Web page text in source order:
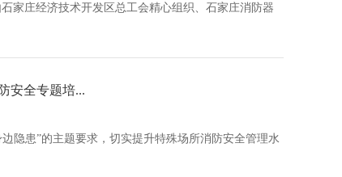
家庄经济技术开发区总工会精心组织、石家庄消防器
安全专题培...
隐患”的主题要求，切实提升特殊场所消防安全管理水